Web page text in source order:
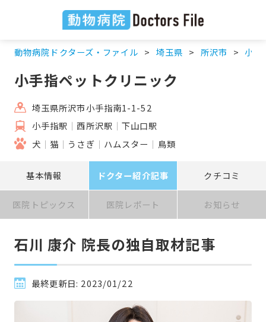
動物病院ドクターズ・ファイル 埼玉県 所沢市 小手
小手指ペットクリニック
埼玉県所沢市小手指南1-1-52
小手指駅
西所沢駅
下山口駅
犬
猫 うさぎ ハムスター 鳥類
基本情報 ドクター紹介記事 クチコミ
医院トピックス 医院レポート お知らせ
石川 康介 院長の独自取材記事
最終更新日: 2023/01/22